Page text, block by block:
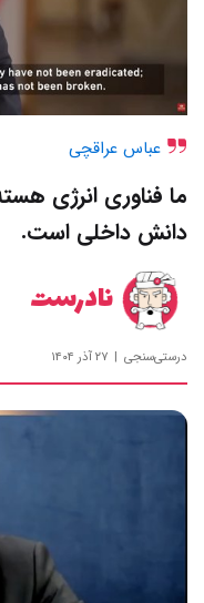
عباس عراقچی
ما فناوری انرژی
دانش داخلی است.
نادرست
درستی‌سنجی ۲۷ آذر ۱۴۰۴